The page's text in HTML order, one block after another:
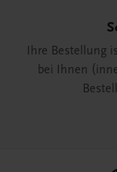
Ihre Bestellung
bei Ihnen